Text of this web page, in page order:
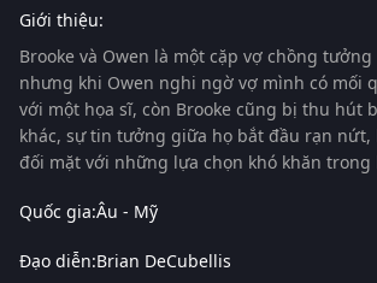
Giới thiệu:
Brooke và Owen là một cặp vợ chồng
nhưng khi Owen nghi ngờ vợ mình có mối
với một họa sĩ, còn Brooke cũng bị thu hút
khác, sự tin tưởng giữa họ bắt đầu rạn nứt,
đối mặt với những lựa chọn khó khăn trong
Quốc gia:Âu - Mỹ
Đạo diễn:Brian DeCubellis